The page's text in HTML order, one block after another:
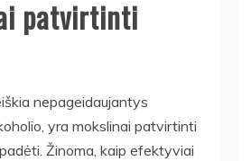
patvirtinti
nepageidaujantys
yra mokslinai patvirtinti
Žinoma, kaip efektyviai